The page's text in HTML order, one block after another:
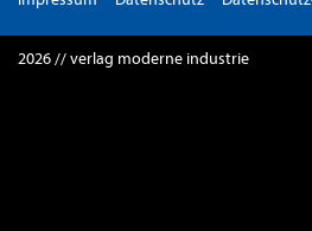
2026 // verlag moderne industrie